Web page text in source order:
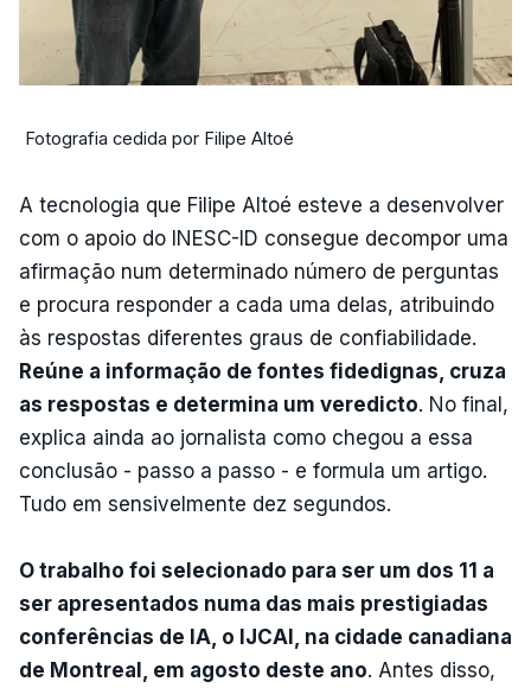
Fotografia cedida por Filipe Altoé
A tecnologia que Filipe Altoé esteve a desenvolver
com o apoio do INESC-ID consegue decompor uma
afirmação num determinado número de perguntas
e procura responder a cada uma delas, atribuindo
às respostas diferentes graus de confiabilidade.
Reúne a informação de fontes fidedignas, cruza
as respostas e determina um veredicto. No final,
explica ainda ao jornalista como chegou a essa
conclusão - passo a passo - e formula um artigo.
Tudo em sensivelmente dez segundos.
O trabalho foi selecionado para ser um dos 11 a
ser apresentados numa das mais prestigiadas
conferências de IA, o IJCAI, na cidade canadiana
de Montreal, em agosto deste ano. Antes disso,